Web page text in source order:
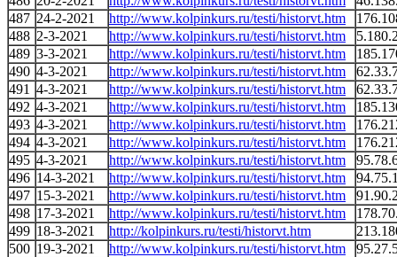
487 24-2-2021 http://www.kolpinkurs.ru/testi/historvt.htm
488 2-3-2021 http://www.kolpinkurs.ru/testi/historvt.htm
489 3-3-2021 http://www.kolpinkurs.ru/testi/historvt.htm
490 4-3-2021 http://www.kolpinkurs.ru/testi/historvt.htm
491 4-3-2021 http://www.kolpinkurs.ru/testi/historvt.htm
492 4-3-2021 http://www.kolpinkurs.ru/testi/historvt.htm
493 4-3-2021 http://www.kolpinkurs.ru/testi/historvt.htm
494 4-3-2021 http://www.kolpinkurs.ru/testi/historvt.htm
495 4-3-2021 http://www.kolpinkurs.ru/testi/historvt.htm
496 14-3-2021 http://www.kolpinkurs.ru/testi/historvt.htm
497 15-3-2021 http://www.kolpinkurs.ru/testi/historvt.htm
498 17-3-2021 http://www.kolpinkurs.ru/testi/historvt.htm
499 18-3-2021 http://kolpinkurs.ru/testi/historvt.htm
500 19-3-2021 http://www.kolpinkurs.ru/testi/historvt.htm